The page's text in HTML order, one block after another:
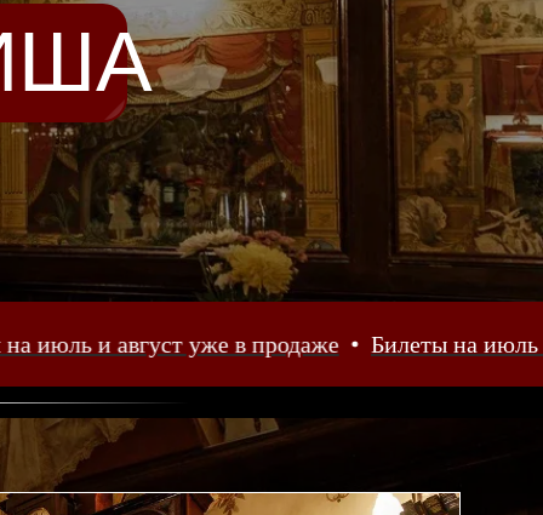
в продаже Билеты на июль и август уже в